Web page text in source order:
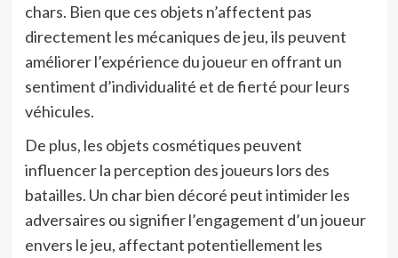
chars. Bien que ces objets n’affectent pas
directement les mécaniques de jeu, ils peuvent
améliorer l’expérience du joueur en offrant un
sentiment d’individualité et de fierté pour leurs
véhicules.
De plus, les objets cosmétiques peuvent
influencer la perception des joueurs lors des
batailles. Un char bien décoré peut intimider les
adversaires ou signifier l’engagement d’un joueur
envers le jeu, affectant potentiellement les